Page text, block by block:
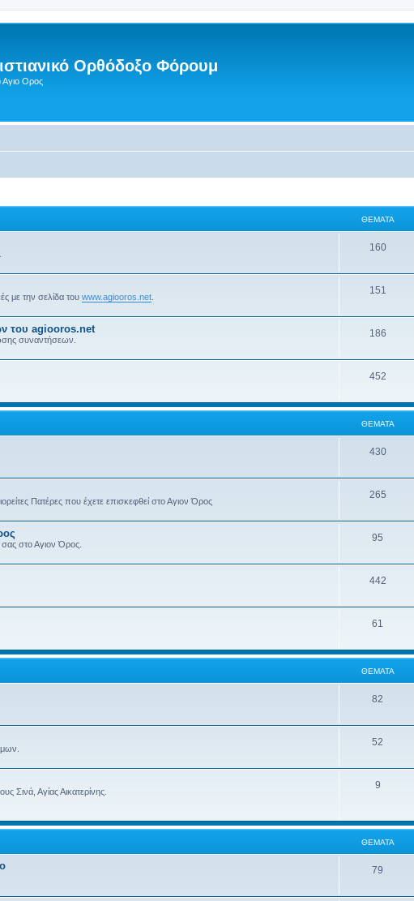
Ορθόδοξο Φόρουμ
Αγιο Ορος
ΘΈΜΑΤΑ
160
με την σελίδα του www.agiooros.net
151
του agiooros.net
συναντήσεων.
186
452
ΘΈΜΑΤΑ
430
Πατέρες που έχετε επισκεφθεί στο Αγιον Όρος
265
σας στο Αγιον Όρος.
95
442
61
ΘΈΜΑΤΑ
82
52
Σινά, Αγίας Αικατερίνης.
9
ΘΈΜΑΤΑ
79